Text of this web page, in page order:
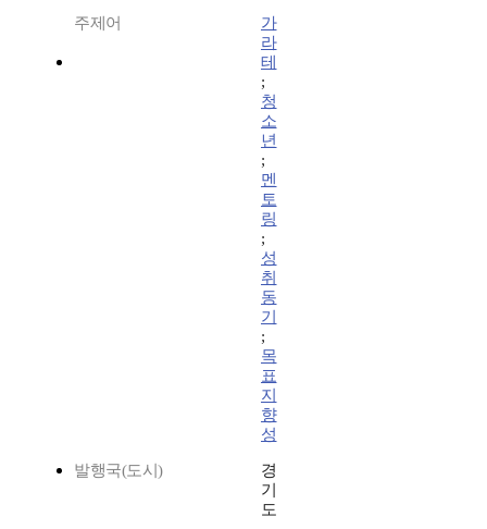
주제어
가
라
테
;
청
소
년
;
멘
토
링
;
성
취
동
기
;
목
표
지
향
성
발행국(도시)
경
기
도